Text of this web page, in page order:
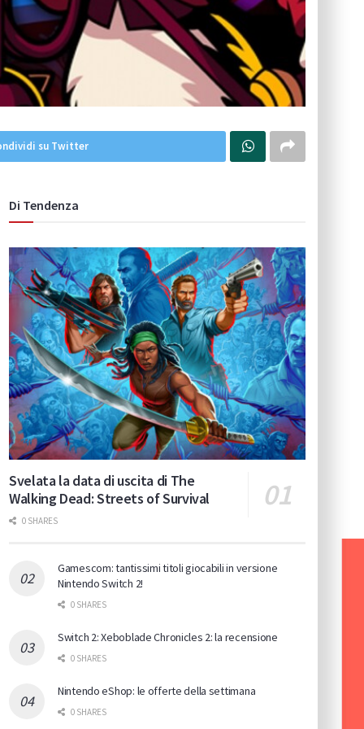
su Twitter
Di Tendenza
Svelata la data di uscita di The
Walking Dead: Streets of Survival
0 SHARES
Gamescom: tantissimi titoli giocabili in versione
Nintendo Switch 2!
0 SHARES
Switch 2: Xeboblade Chronicles 2: la recensione
0 SHARES
Nintendo eShop: le offerte della settimana
0 SHARES